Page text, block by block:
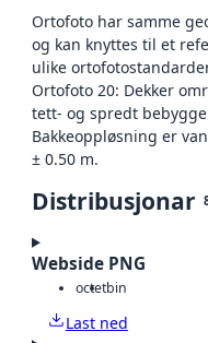
Ortofoto har samme
og kan knyttes til et
ulike
Ortofoto 20: Dekker
tett- og spredt
Bakkeoppløsning er
± 0.50 m.
Distribusjonar
Webside PNG
octetbin
Last ned